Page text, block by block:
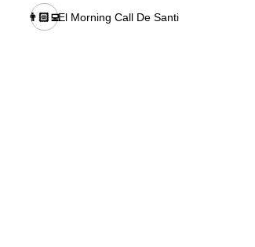
👨🏻‍💻El Morning Call De Santi